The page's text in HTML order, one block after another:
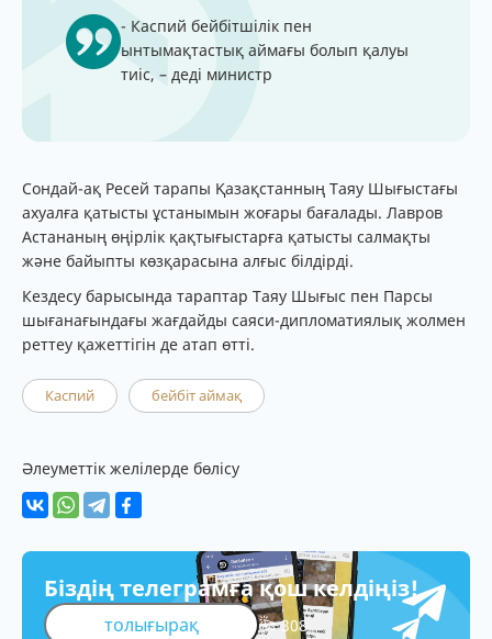
- Каспий бейбітшілік пен
ынтымақтастық аймағы болып қалуы
тиіс, – деді министр
Сондай-ақ Ресей тарапы Қазақстанның Таяу Шығыстағы
ахуалға қатысты ұстанымын жоғары бағалады. Лавров
Астананың өңірлік қақтығыстарға қатысты салмақты
және байыпты көзқарасына алғыс білдірді.
Кездесу барысында тараптар Таяу Шығыс пен Парсы
шығанағындағы жағдайды саяси-дипломатиялық жолмен
реттеу қажеттігін де атап өтті.
Каспий бейбіт аймақ
Әлеуметтік желілерде бөлісу
Біздің телеграмға қош келдіңіз!
толығырақ 308